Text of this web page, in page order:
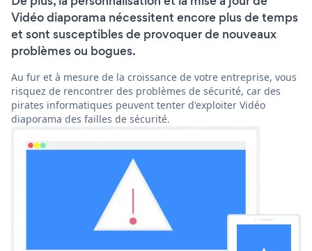
Vidéo diaporama nécessitent encore plus de temps
et sont susceptibles de provoquer de nouveaux
problèmes ou bogues.
Au fur et à mesure de la croissance de votre entreprise, vous
risquez de rencontrer des problèmes de sécurité, car des
pirates informatiques peuvent tenter d'exploiter Vidéo
diaporama des failles de sécurité.